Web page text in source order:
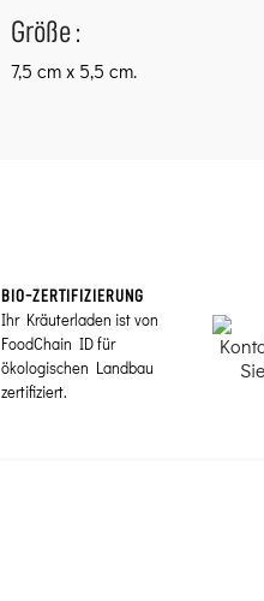
Größe :
7,5 cm x 5,5 cm.
BIO-ZERTIFIZIERUNG
Ihr Kräuterladen ist von
FoodChain ID für
ökologischen Landbau
zertifiziert.